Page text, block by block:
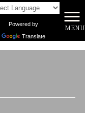
Powered by
Translate
MENU